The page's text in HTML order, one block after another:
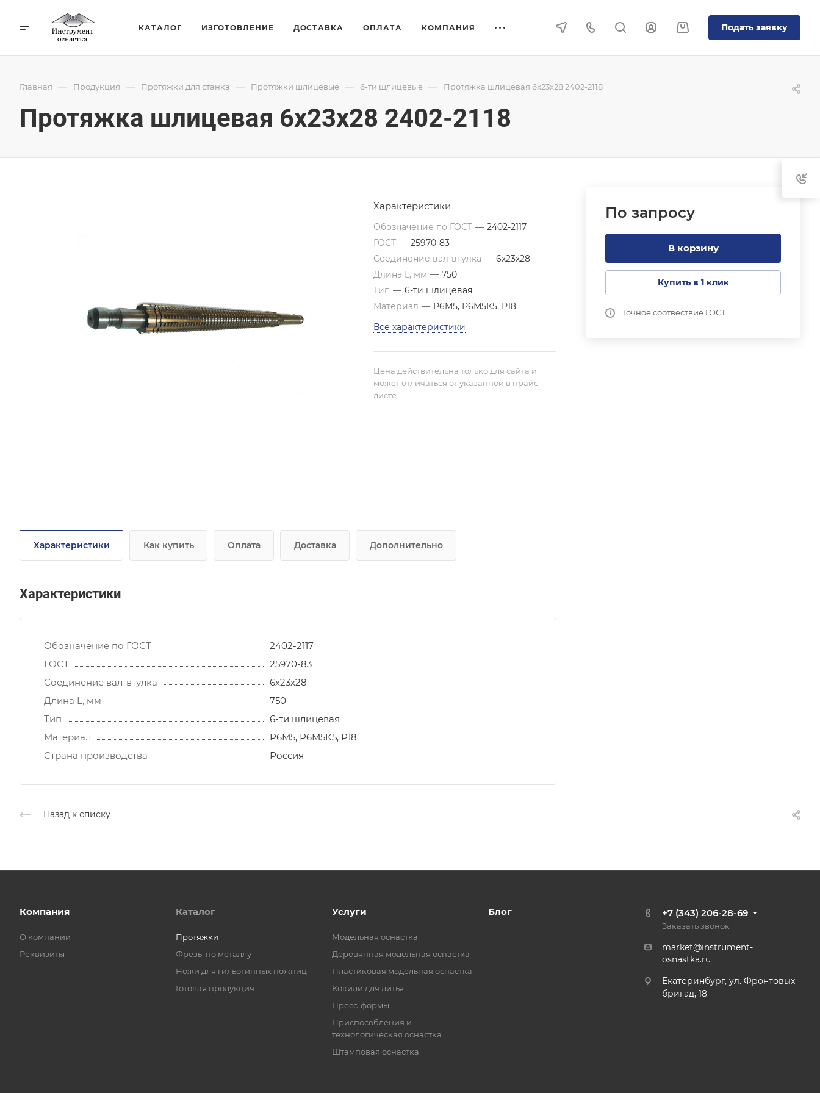
КАТАЛОГ ИЗГОТОВЛЕНИЕ ДОСТАВКА ОПЛАТА КОМПАНИЯ Подать заявку
Главная — Продукция — Протяжки для станка — Протяжки шлицевые — 6-ти шлицевые — Протяжка шлицевая 6x23x28 2402-2118
Протяжка шлицевая 6x23x28 2402-2118
По запросу
В корзину
Купить в 1 клик
Точное соотвествие ГОСТ.
Характеристики
Обозначение по ГОСТ — 2402-2117
ГОСТ — 25970-83
Соединение вал-втулка — 6х23х28
Длина L, мм — 750
Тип — 6-ти шлицевая
Материал — Р6М5, Р6М5К5, Р18
Все характеристики
Цена действительна только для сайта и
может отличаться от указанной в прайс-
листе
Характеристики Как купить Оплата Доставка Дополнительно
Характеристики
Обозначение по ГОСТ
2402-2117
ГОСТ
25970-83
Соединение вал-втулка
6х23х28
Длина L, мм
750
Тип
6-ти шлицевая
Материал
Р6М5, Р6М5К5, Р18
Страна производства
Россия
Назад к списку
Компания
О компании
Реквизиты
Каталог
Протяжки
Фрезы по металлу
Ножи для гильотинных ножниц
Готовая продукция
Услуги
Модельная оснастка
Деревянная модельная оснастка
Пластиковая модельная оснастка
Кокили для литья
Пресс-формы
Приспособления и
технологическая оснастка
Штамповая оснастка
Блог +7 (343) 206-28-69
Заказать звонок
market@instrument-
osnastka.ru
Екатеринбург, ул. Фронтовых
бригад, 18